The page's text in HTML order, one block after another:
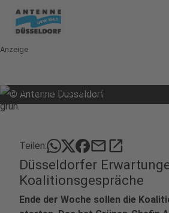
Anzeige
© Antenne Düsseldorf
Teilen: mailopen_in_new
Düsseldorfer
Koalitionsgespräche
Ende der Woche sollen die